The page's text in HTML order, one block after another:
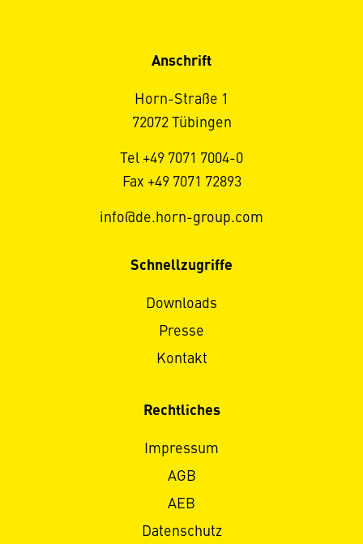
Anschrift
Horn-Straße 1
72072 Tübingen
Tel +49 7071 7004-0
Fax +49 7071 72893
info@de.horn-group.com
Schnellzugriffe
Downloads
Presse
Kontakt
Rechtliches
Impressum
AGB
AEB
Datenschutz